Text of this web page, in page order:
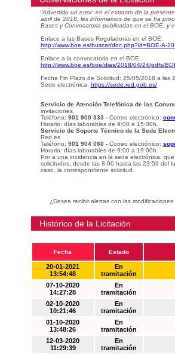
“Advertido un error en el extracto de la
abril de 2018, les informamos de que se ha
Bases y Convocatoria publicadas en el BOE, y
Enlace a las Bases Reguladoras en el BOE:
http://www.boe.es/buscar/doc.php?id=BOE-A-
Enlace a la convocatoria en el BOE:
http://www.boe.es/boe/dias/2018/04/24/pdfs/
Fecha Fin Plazo de Solicitud: 25/05/2018 a las
Sede electrónica: https://sede.red.gob.es/
Servicio de Atención Telefónica de las
invitaciones
Teléfono: 901 900 333 - Correo electrónico:
Horario: días laborables de 9:00 a 15:00h
Servicio de Soporte Técnico de la Sede
Red.es
Teléfono: 901 904 060 - Correo electrónico:
Horario: días laborables de 9:00 a 19:00h.
Por a una incidencia en la sede electrónica,
solicitudes, desde las 8:00 hasta las 23:59 del
caso, la correspondiente solicitud.
¿Desea recibir alertas con las
Histórico de la Licitación
Fecha Estado
20-01-2021
13:54:48
En
tramitación
07-10-2020
14:27:28
En
tramitación
02-10-2020
10:21:46
En
tramitación
01-10-2020
13:48:26
En
tramitación
12-03-2020
11:29:39
En
tramitación